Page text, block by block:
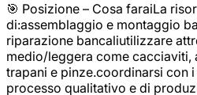
🎯 Posizione – Cosa faraiLa
di:assemblaggio e montaggio
riparazione bancaliutilizzare
medio/leggera come
trapani e pinze.coordinarsi con
processo qualitativo e di